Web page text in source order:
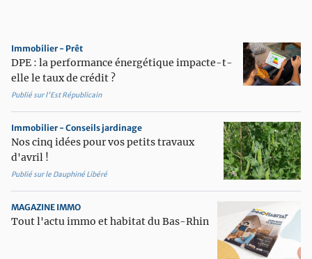
Immobilier - Prêt
DPE : la performance énergétique impacte-t-
elle le taux de crédit ?
Publié sur l'Est Républicain
Immobilier - Conseils jardinage
Nos cinq idées pour vos petits travaux
d'avril !
Publié sur le Dauphiné Libéré
MAGAZINE IMMO
Tout l'actu immo et habitat du Bas-Rhin